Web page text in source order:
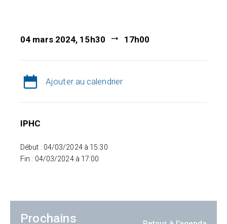
04 mars 2024, 15h30 17h00
Ajouter au calendrier
IPHC
Début : 04/03/2024 à 15:30
Fin : 04/03/2024 à 17:00
Prochains